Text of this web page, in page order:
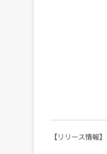
【リリース情報】